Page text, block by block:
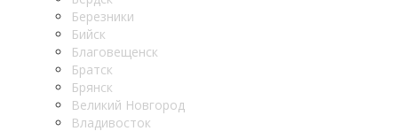
Березники
Бийск
Благовещенск
Братск
Брянск
Великий Новгород
Владивосток